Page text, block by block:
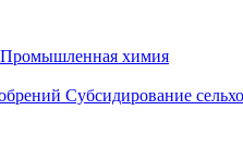
Промышленная химия
Субсидирование